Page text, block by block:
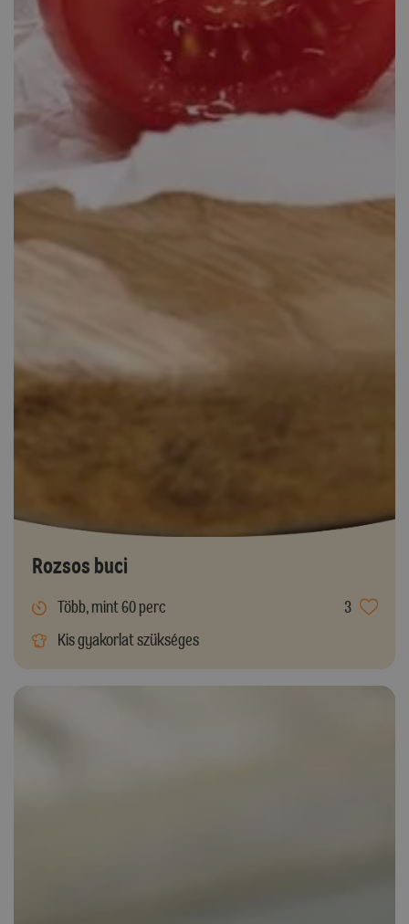
Rozsos buci
Több, mint 60 perc
3
Kis gyakorlat szükséges